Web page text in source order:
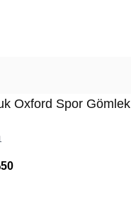
Oxford Spor Gömlek
50